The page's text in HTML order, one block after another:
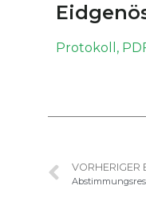
Pro­tokoll,
VORHERIGER